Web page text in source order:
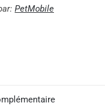
PetMobile